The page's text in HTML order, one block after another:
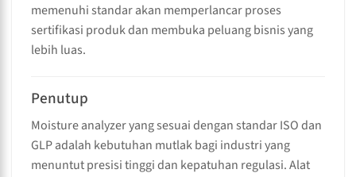
memenuhi standar akan memperlancar proses
sertifikasi produk dan membuka peluang bisnis yang
lebih luas.
Penutup
Moisture analyzer yang sesuai dengan standar ISO dan
GLP adalah kebutuhan mutlak bagi industri yang
menuntut presisi tinggi dan kepatuhan regulasi. Alat